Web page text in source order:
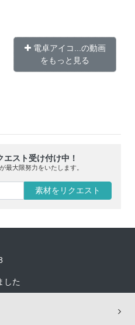
電卓アイコ...の動画
をもっと見る
スト受け付け中！
最大限努力をいたします。
素材をリクエスト
した